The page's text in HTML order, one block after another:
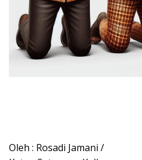
Oleh : Rosadi Jamani /